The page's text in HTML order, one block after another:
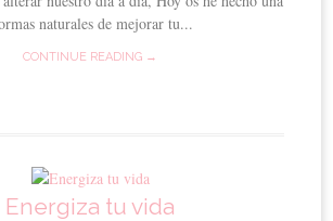
naturales de mejorar tu...
CONTINUE READING →
Energiza tu vida